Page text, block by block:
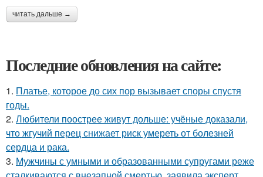
читать дальше →
Последние обновления на сайте:
1. Платье, которое до сих пор вызывает споры спустя
годы.
2. Любители поострее живут дольше: учёные доказали,
что жгучий перец снижает риск умереть от болезней
сердца и рака.
3. Мужчины с умными и образованными супругами реже